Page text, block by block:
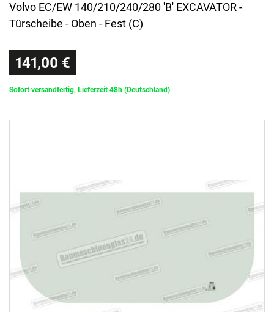
Volvo EC/EW 140/210/240/280 'B' EXCAVATOR -
Türscheibe - Oben - Fest (C)
141,00 €
Sofort versandfertig, Lieferzeit 48h (Deutschland)